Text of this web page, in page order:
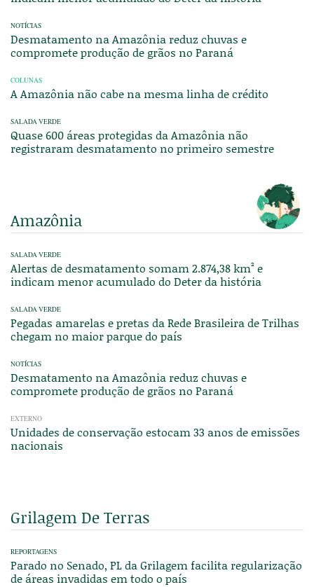
NOTÍCIAS
Desmatamento na Amazônia reduz chuvas e
compromete produção de grãos no Paraná
COLUNAS
A Amazônia não cabe na mesma linha de crédito
SALADA VERDE
Quase 600 áreas protegidas da Amazônia não
registraram desmatamento no primeiro semestre
Amazônia
SALADA VERDE
Alertas de desmatamento somam 2.874,38 km² e
indicam menor acumulado do Deter da história
SALADA VERDE
Pegadas amarelas e pretas da Rede Brasileira de Trilhas
chegam no maior parque do país
NOTÍCIAS
Desmatamento na Amazônia reduz chuvas e
compromete produção de grãos no Paraná
EXTERNO
Unidades de conservação estocam 33 anos de emissões
nacionais
Grilagem De Terras
REPORTAGENS
Parado no Senado, PL da Grilagem facilita regularização
de áreas invadidas em todo o país